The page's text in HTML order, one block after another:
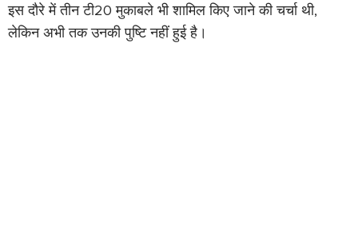
इस दौरे में तीन टी20 मुकाबले भी शामिल किए जाने की चर्चा थी,
लेकिन अभी तक उनकी पुष्टि नहीं हुई है।